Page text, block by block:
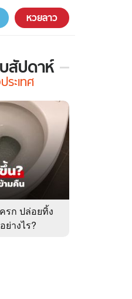
ตัว หวยลาว
สัปดาห์
ระเทศ
รก ปล่อยทิ้ง
ย่างไร?